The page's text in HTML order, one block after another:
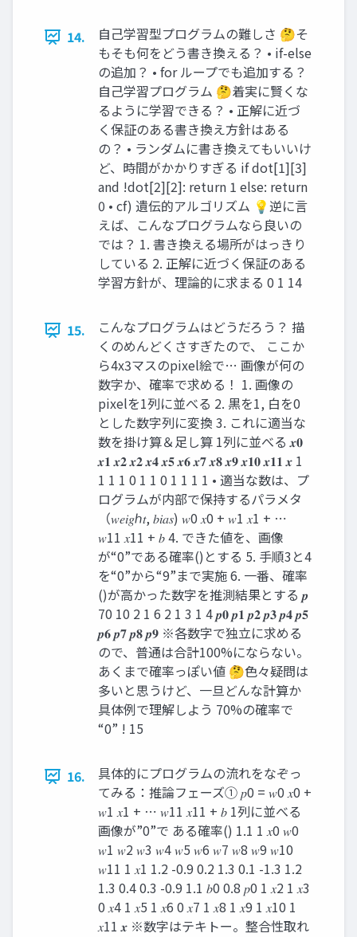
14.
自己学習型プログラムの難しさ 🤔そ
もそも何をどう書き換える？ • if-else
の追加？ • for ループでも追加する？
自己学習プログラム 🤔着実に賢くな
るように学習できる？ • 正解に近づ
く保証のある書き換え方針はある
の？ • ランダムに書き換えてもいいけ
ど、時間がかかりすぎる if dot[1][3]
and !dot[2][2]: return 1 else: return
0 • cf) 遺伝的アルゴリズム 💡逆に言
えば、こんなプログラムなら良いの
では？ 1. 書き換える場所がはっきり
している 2. 正解に近づく保証のある
学習方針が、理論的に求まる 0 1 14
15.
こんなプログラムはどうだろう？ 描
くのめんどくさすぎたので、 ここか
ら4x3マスのpixel絵で… 画像が何の
数字か、確率で求める！ 1. 画像の
pixelを1列に並べる 2. 黒を1, 白を0
とした数字列に変換 3. これに適当な
数を掛け算＆足し算 1列に並べる 𝒙𝟎
𝒙𝟏 𝒙𝟐 𝒙𝟐 𝒙𝟒 𝒙𝟓 𝒙𝟔 𝒙𝟕 𝒙𝟖 𝒙𝟗 𝒙𝟏𝟎 𝒙𝟏𝟏 𝒙 1
1 1 1 0 1 1 0 1 1 1 1 • 適当な数は、プ
ログラムが内部で保持するパラメタ
（𝑤𝑒𝑖𝑔ℎ𝑡, 𝑏𝑖𝑎𝑠) 𝑤0 𝑥0 + 𝑤1 𝑥1 + ⋯
𝑤11 𝑥11 + 𝑏 4. できた値を、画像
が“0”である確率()とする 5. 手順3と4
を“0”から“9”まで実施 6. 一番、確率
()が高かった数字を推測結果とする 𝒑
70 10 2 1 6 2 1 3 1 4 𝒑𝟎 𝒑𝟏 𝒑𝟐 𝒑𝟑 𝒑𝟒 𝒑𝟓
𝒑𝟔 𝒑𝟕 𝒑𝟖 𝒑𝟗 ※各数字で独立に求める
ので、普通は合計100%にならない。
あくまで確率っぽい値 🤔色々疑問は
多いと思うけど、一旦どんな計算か
具体例で理解しよう 70%の確率で
“0” ! 15
16.
具体的にプログラムの流れをなぞっ
てみる：推論フェーズ① 𝑝0 = 𝑤0 𝑥0 +
𝑤1 𝑥1 + ⋯ 𝑤11 𝑥11 + 𝑏 1列に並べる
画像が”0”で ある確率() 1.1 1 𝑥0 𝑤0
𝑤1 𝑤2 𝑤3 𝑤4 𝑤5 𝑤6 𝑤7 𝑤8 𝑤9 𝑤10
𝑤11 1 𝑥1 1.2 -0.9 0.2 1.3 0.1 -1.3 1.2
1.3 0.4 0.3 -0.9 1.1 𝑏0 0.8 𝑝0 1 𝑥2 1 𝑥3
0 𝑥4 1 𝑥5 1 𝑥6 0 𝑥7 1 𝑥8 1 𝑥9 1 𝑥10 1
𝑥11 𝒙 ※数字はテキトー。整合性取れ